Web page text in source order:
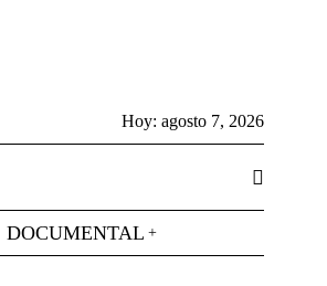
Hoy: agosto 7, 2026
DOCUMENTAL